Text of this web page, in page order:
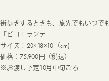
街歩きするときも、旅先でもいつで
「ピコエランテ」
サイズ：20×18×10（cm)
価格：75,900円（税込）
※お渡し予定10月中旬ごろ